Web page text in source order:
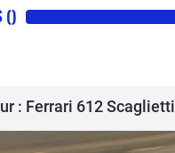
()
: Ferrari 612 Scaglietti